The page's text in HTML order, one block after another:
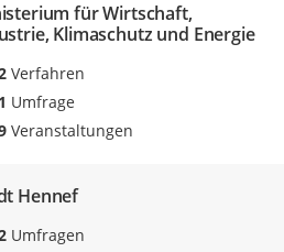
für Wirtschaft,
Klimaschutz und Energie
Verfahren
1 Umfrage
Veranstaltungen
Hennef
Umfragen